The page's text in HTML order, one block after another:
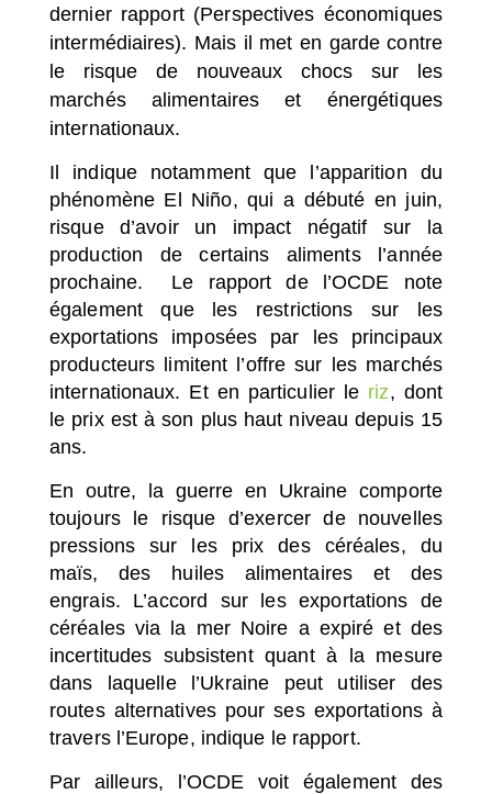
dernier rapport (Perspectives économiques
intermédiaires). Mais il met en garde contre
le risque de nouveaux chocs sur les
marchés alimentaires et énergétiques
internationaux.
Il indique notamment que l’apparition du
phénomène El Niño, qui a débuté en juin,
risque d’avoir un impact négatif sur la
production de certains aliments l’année
prochaine. Le rapport de l’OCDE note
également que les restrictions sur les
exportations imposées par les principaux
producteurs limitent l’offre sur les marchés
internationaux. Et en particulier le riz, dont
le prix est à son plus haut niveau depuis 15
ans.
En outre, la guerre en Ukraine comporte
toujours le risque d’exercer de nouvelles
pressions sur les prix des céréales, du
maïs, des huiles alimentaires et des
engrais. L’accord sur les exportations de
céréales via la mer Noire a expiré et des
incertitudes subsistent quant à la mesure
dans laquelle l’Ukraine peut utiliser des
routes alternatives pour ses exportations à
travers l’Europe, indique le rapport.
Par ailleurs, l’OCDE voit également des